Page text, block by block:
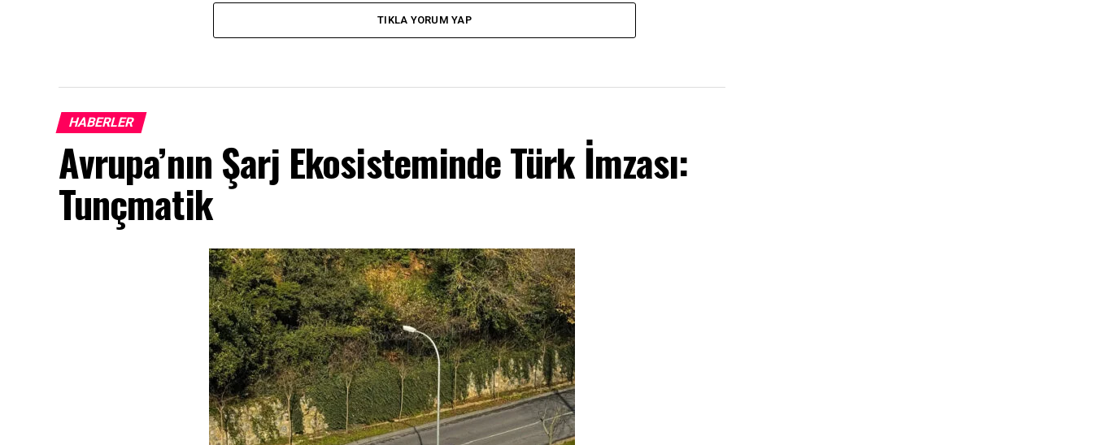
TIKLA YORUM YAP
HABERLER
Avrupa’nın Şarj Ekosisteminde Türk İmzası:
Tunçmatik